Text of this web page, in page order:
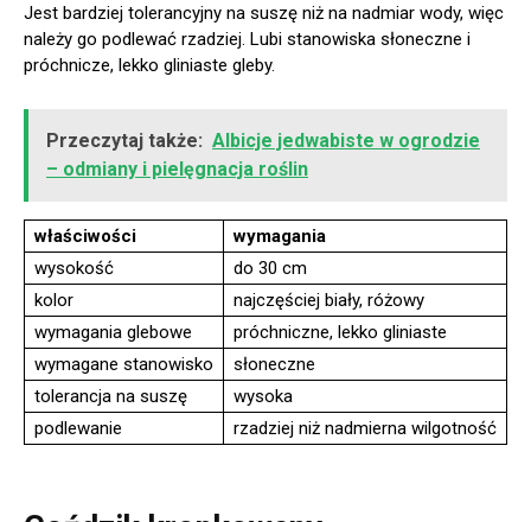
Jest bardziej tolerancyjny na suszę niż na nadmiar wody, więc
należy go podlewać rzadziej. Lubi stanowiska słoneczne i
próchnicze, lekko gliniaste gleby.
Przeczytaj także: Albicje jedwabiste w ogrodzie
– odmiany i pielęgnacja roślin
właściwości
wymagania
wysokość
do 30 cm
kolor
najczęściej biały, różowy
wymagania glebowe
próchniczne, lekko gliniaste
wymagane stanowisko
słoneczne
tolerancja na suszę
wysoka
podlewanie
rzadziej niż nadmierna wilgotność